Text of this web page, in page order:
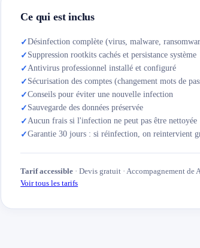
Ce qui est inclus
✓Désinfection complète (virus, malware,
✓ Suppression rootkits cachés et persistance système
✓Antivirus professionnel installé et configuré
✓ Sécurisation des comptes (changement mots de
✓Conseils pour éviter une nouvelle infection
✓ Sauvegarde des données préservée
✓Aucun frais si l'infection ne peut pas être nettoyée
✓Garantie 30 jours : si réinfection, on reintervient
Tarif accessible · Devis gratuit · Accompagnement de
Voir tous les tarifs